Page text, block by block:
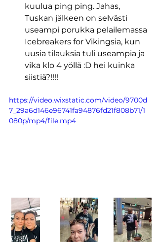
kuulua ping ping. Jahas,
Tuskan jälkeen on selvästi
useampi porukka pelailemassa
Icebreakers for Vikingsia, kun
uusia tilauksia tuli useampia ja
vika klo 4 yöllä :D hei kuinka
siistiä?!!!!
https://video.wixstatic.com/video/9700d
7_29a6d146e96741fa94876fd21f808b71/1
080p/mp4/file.mp4